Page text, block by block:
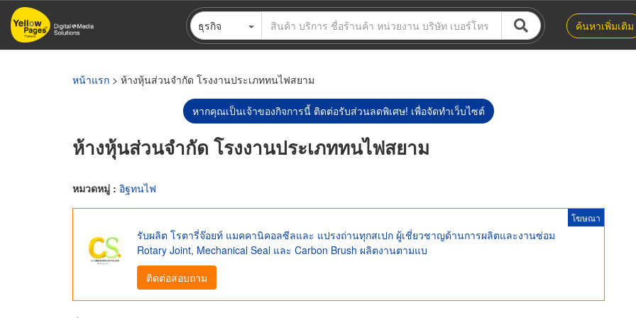
ข้าม
ไป
ธุรกิจ ค้นหาเพิ่มเติม
หน้าแรก > ห้างหุ้นส่วนจำกัด โรงงานประเภททนไฟสยาม
หากคุณเป็นเจ้าของกิจการนี้ ติดต่อรับส่วนลดพิเศษ! เพื่อจัดทำเว็บไซต์
ห้างหุ้นส่วนจำกัด โรงงานประเภททนไฟสยาม
หมวดหมู่ : อิฐทนไฟ
โฆษณา
รับผลิต โรตารี่จ๊อยท์ แมคคานิคอลซีลและ แปรงถ่านทุกสเปก ผู้เชี่ยวชาญด้านการผลิตและงานซ่อม
Rotary Joint, Mechanical Seal และ Carbon Brush ผลิตงานตามแบ
ติดต่อสอบถาม